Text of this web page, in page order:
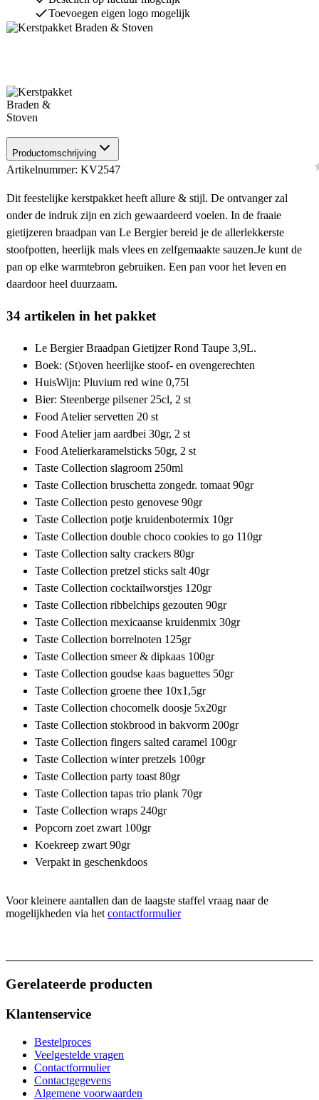
Toevoegen eigen logo mogelijk
Productomschrijving
Artikelnummer: KV2547
Dit feestelijke kerstpakket heeft allure & stijl. De ontvanger zal
onder de indruk zijn en zich gewaardeerd voelen. In de fraaie
gietijzeren braadpan van Le Bergier bereid je de allerlekkerste
stoofpotten, heerlijk mals vlees en zelfgemaakte sauzen.Je kunt de
pan op elke warmtebron gebruiken. Een pan voor het leven en
daardoor heel duurzaam.
34 artikelen in het pakket
Le Bergier Braadpan Gietijzer Rond Taupe 3,9L.
Boek: (St)oven heerlijke stoof- en ovengerechten
HuisWijn: Pluvium red wine 0,75l
Bier: Steenberge pilsener 25cl, 2 st
Food Atelier servetten 20 st
Food Atelier jam aardbei 30gr, 2 st
Food Atelierkaramelsticks 50gr, 2 st
Taste Collection slagroom 250ml
Taste Collection bruschetta zongedr. tomaat 90gr
Taste Collection pesto genovese 90gr
Taste Collection potje kruidenbotermix 10gr
Taste Collection double choco cookies to go 110gr
Taste Collection salty crackers 80gr
Taste Collection pretzel sticks salt 40gr
Taste Collection cocktailworstjes 120gr
Taste Collection ribbelchips gezouten 90gr
Taste Collection mexicaanse kruidenmix 30gr
Taste Collection borrelnoten 125gr
Taste Collection smeer & dipkaas 100gr
Taste Collection goudse kaas baguettes 50gr
Taste Collection groene thee 10x1,5gr
Taste Collection chocomelk doosje 5x20gr
Taste Collection stokbrood in bakvorm 200gr
Taste Collection fingers salted caramel 100gr
Taste Collection winter pretzels 100gr
Taste Collection party toast 80gr
Taste Collection tapas trio plank 70gr
Taste Collection wraps 240gr
Popcorn zoet zwart 100gr
Koekreep zwart 90gr
Verpakt in geschenkdoos
Voor kleinere aantallen dan de laagste staffel vraag naar de
mogelijkheden via het contactformulier
Gerelateerde producten
Klantenservice
Bestelproces
Veelgestelde vragen
Contactformulier
Contactgegevens
Algemene voorwaarden